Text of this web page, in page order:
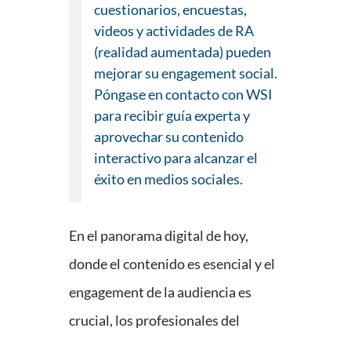
cuestionarios, encuestas,
videos y actividades de RA
(realidad aumentada) pueden
mejorar su engagement social.
Póngase en contacto con WSI
para recibir guía experta y
aprovechar su contenido
interactivo para alcanzar el
éxito en medios sociales.
En el panorama digital de hoy,
donde el contenido es esencial y el
engagement de la audiencia es
crucial, los profesionales del